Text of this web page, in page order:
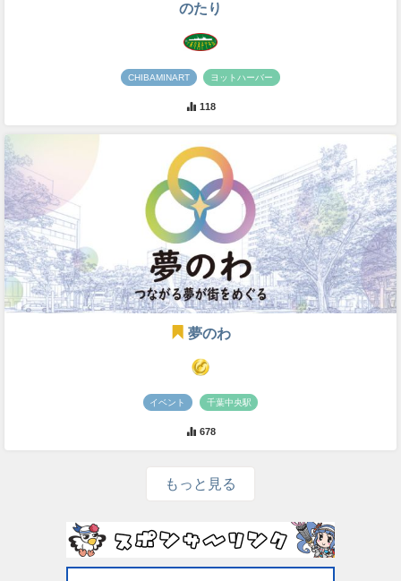
のたり
CHIBAMINART ヨットハーバー
118
夢のわ
イベント 千葉中央駅
678
もっと見る